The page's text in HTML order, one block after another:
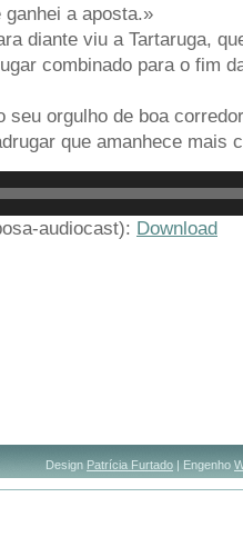
a aposta.»
diante viu a Tartaruga,
combinado para o fim
seu orgulho de boa
que amanhece mais
audiocast): Download
Design Patrícia Furtado | Engenho